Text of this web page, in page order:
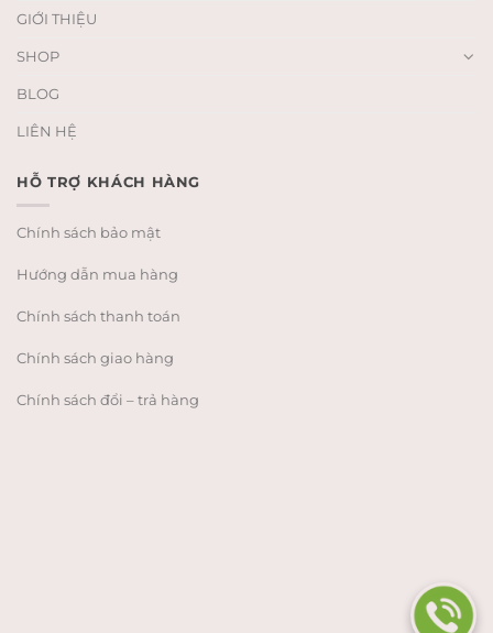
GIỚI THIỆU
SHOP
BLOG
LIÊN HỆ
HỖ TRỢ KHÁCH HÀNG
Chính sách bảo mật
Hướng dẫn mua hàng
Chính sách thanh toán
Chính sách giao hàng
Chính sách đổi – trả hàng